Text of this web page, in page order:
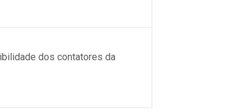
dos contatores da